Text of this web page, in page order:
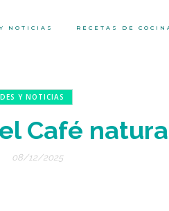
NOTICIAS RECETAS DE
Y NOTICIAS
Café
08/12/2025